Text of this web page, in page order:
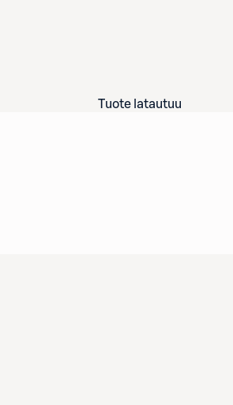
Tuote latautuu